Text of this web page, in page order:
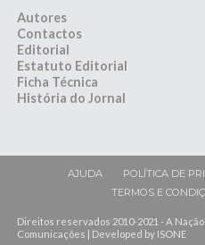
Autores
Contactos
Editorial
Estatuto Editorial
Ficha Técnica
História do Jornal
AJUDA
POLÍTICA DE
TERMOS E
Direitos reservados 2010-2021 - A
Comunicações | Developed by ISONE